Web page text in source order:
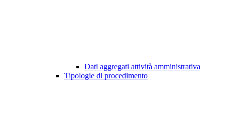
Dati aggregati attività amministrativa
Tipologie di procedimento